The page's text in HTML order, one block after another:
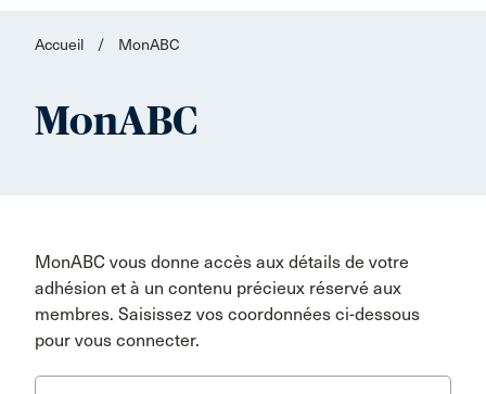
Accueil / MonABC
MonABC
MonABC vous donne accès aux détails de votre
adhésion et à un contenu précieux réservé aux
membres. Saisissez vos coordonnées ci-dessous
pour vous connecter.